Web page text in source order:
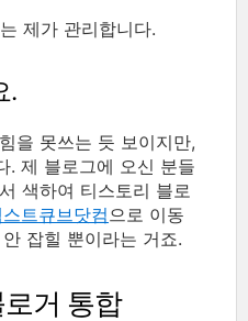
제가 관리합니다.
.
을 못쓰는 듯 보이지만,
. 제 블로그에 오신 분들
색하여 티스토리 블로
스트큐브닷컴으로 이동
잡힐 뿐이라는 거죠.
거 통합